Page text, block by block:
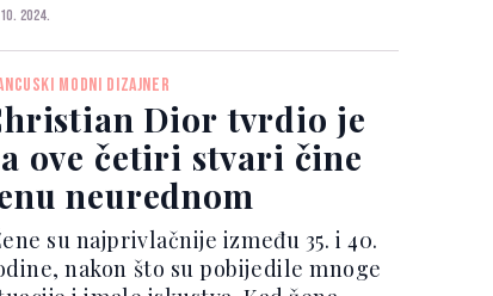
januara, 1905. u Granvillu, obalnom
na sjeveru Francuske, a odrastao
četve...
2024.
MODNI DIZAJNER
Dior tvrdio je
ove četiri stvari čine
neurednom
su najprivlačnije između 35. i 40.
nakon što su pobijedile mnoge